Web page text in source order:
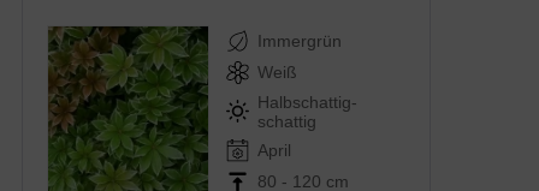
Immergrün
Weiß
Halbschattig-
schattig
April
80 - 120 cm